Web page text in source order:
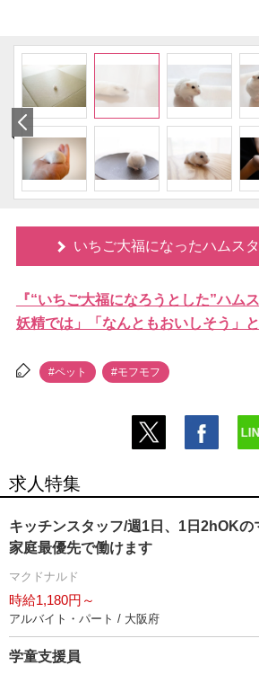
いちご大福になったハムス
『“いちご大福になろうとした”ハム
妖精では」「なんともおいしそう」
#ペット #モフモフ
求人特集
キッチンスタッフ/週1日、1日2hOKの
家庭最優先で働けます
マクドナルド
時給1,180円～
アルバイト・パート / 大阪府
学童支援員